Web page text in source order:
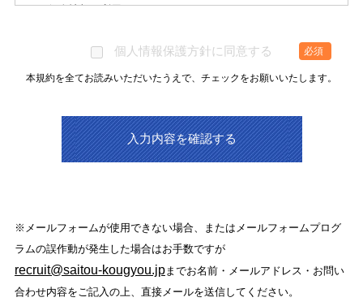
2．個人情報の利用
し、その範囲を超えて利用いたしません。
3．個人情報の管理
当社はお客様からお預かりした個人情報を管理責任者のもと、
適切な対応を図ります。
4．二次利用・第三者への提供
当社はお客様からお預かりした個人情報は以下の場合を除き、
5．個人情報の訂正・削除
お預かりしている個人情報の内容について、訂正、削除を希望
される場合は、合理的に対応いたします。ご希望の際は、ご連
絡ください。
個人情報保護方針に同意する 必須
本規約を全てお読みいただいたうえで、チェックをお願いいたします。
※メールフォームが使用できない場合、またはメールフォームプログ
ラムの誤作動が発生した場合はお手数ですが
recruit@saitou-kougyou.jpまでお名前・メールアドレス・お問い
合わせ内容をご記入の上、直接メールを送信してください。